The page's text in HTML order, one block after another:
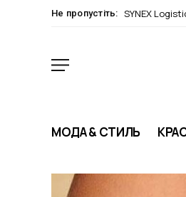
Не пропустіть: SYNEX
МОДА & СТИЛЬ